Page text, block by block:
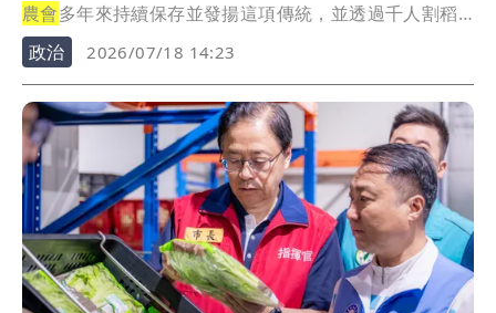
農會多年來持續保存並發揚這項傳統，並透過千人割稻
飯...
政治 2026/07/18 14:23